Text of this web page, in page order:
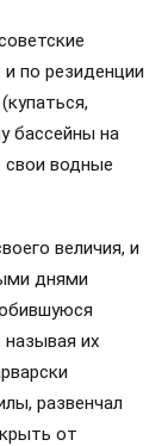
по резиденции
бассейны на
свои водные
величия, и
днями
называя их
развенчал
от